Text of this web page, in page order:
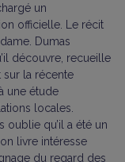
un
officielle. Le récit
Dumas
découvre, recueille
la récente
une étude
locales.
oublie qu’il a été un
livre intéresse
du regard des